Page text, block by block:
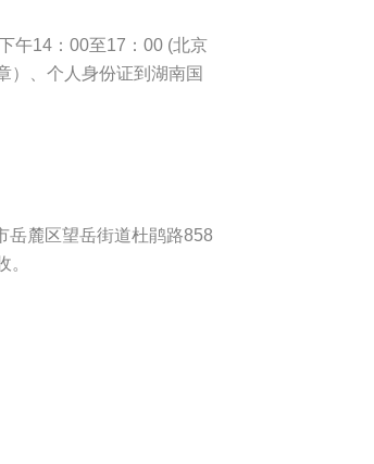
午14：00至17：00 (北京
）、个人身份证到湖南国
岳麓区望岳街道杜鹃路858